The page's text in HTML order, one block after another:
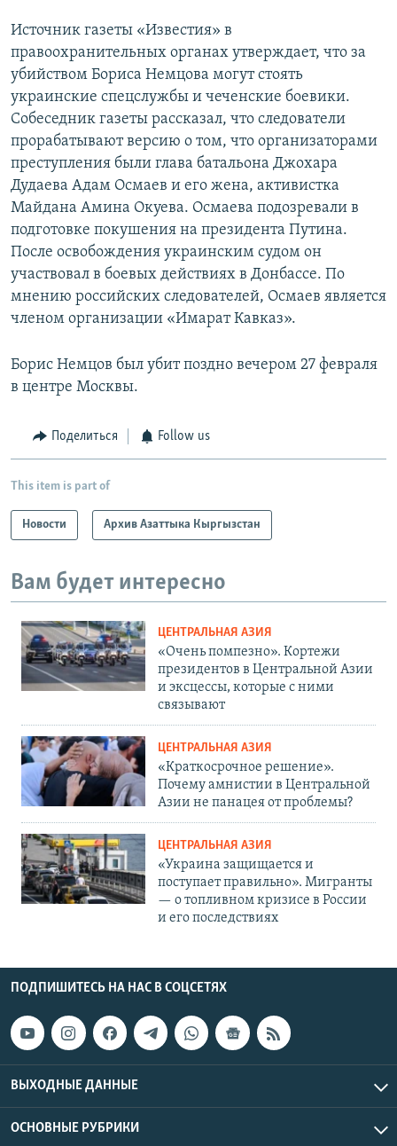
Источник газеты «Известия» в
правоохранительных органах утверждает, что за
убийством Бориса Немцова могут стоять
украинские спецслужбы и чеченские боевики.
Собеседник газеты рассказал, что следователи
прорабатывают версию о том, что организаторами
преступления были глава батальона Джохара
Дудаева Адам Осмаев и его жена, активистка
Майдана Амина Окуева. Осмаева подозревали в
подготовке покушения на президента Путина.
После освобождения украинским судом он
участвовал в боевых действиях в Донбассе. По
мнению российских следователей, Осмаев является
членом организации «Имарат Кавказ».
Борис Немцов был убит поздно вечером 27 февраля
в центре Москвы.
Поделиться Follow us
This item is part of
Новости Архив Азаттыка Кыргызстан
Вам будет интересно
ЦЕНТРАЛЬНАЯ АЗИЯ
«Очень помпезно». Кортежи
президентов в Центральной Азии
и эксцессы, которые с ними
связывают
ЦЕНТРАЛЬНАЯ АЗИЯ
«Краткосрочное решение».
Почему амнистии в Центральной
Азии не панацея от проблемы?
ЦЕНТРАЛЬНАЯ АЗИЯ
«Украина защищается и
поступает правильно». Мигранты
— о топливном кризисе в России
и его последствиях
ПОДПИШИТЕСЬ НА НАС В СОЦСЕТЯХ
ВЫХОДНЫЕ ДАННЫЕ
ОСНОВНЫЕ РУБРИКИ